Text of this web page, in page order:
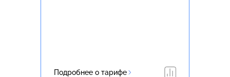
Подробнее о тарифе